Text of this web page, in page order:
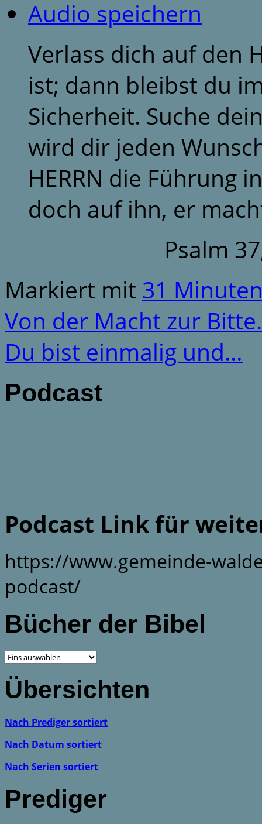
Audio speichern
Verlass dich auf den
ist; dann bleibst du
Sicherheit. Suche
wird dir jeden
HERRN die Führung
doch auf ihn, er
Psalm
Markiert mit 31
Von der Macht zur
Du bist einmalig und…
Podcast
Podcast Link für
https://www.gemeinde-
podcast/
Bücher der Bibel
Übersichten
Nach Prediger sortiert
Nach Datum sortiert
Nach Serien sortiert
Prediger